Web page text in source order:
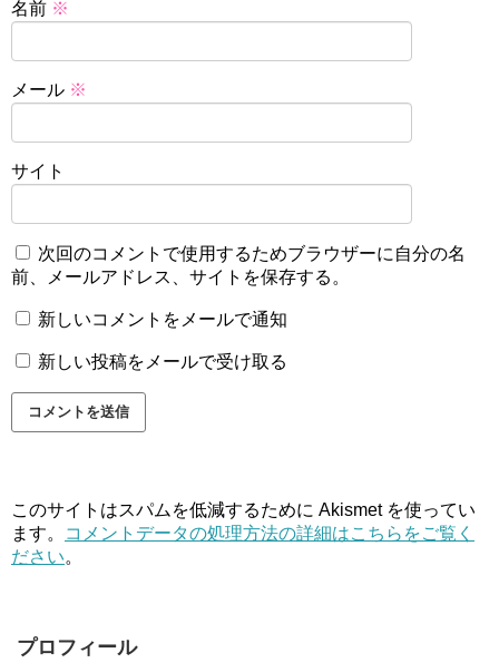
名前 ※
メール ※
サイト
次回のコメントで使用するためブラウザーに自分の名
前、メールアドレス、サイトを保存する。
新しいコメントをメールで通知
新しい投稿をメールで受け取る
このサイトはスパムを低減するために Akismet を使ってい
ます。
コメントデータの処理方法の詳細はこちらをご覧く
ださい。
プロフィール